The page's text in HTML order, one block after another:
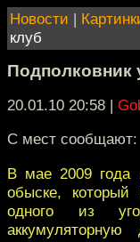
Новости |
клуб
Подполковник
20.01.10 20:58 |
С мест сообщают:
В мае 2009 года
обыске,
одного из